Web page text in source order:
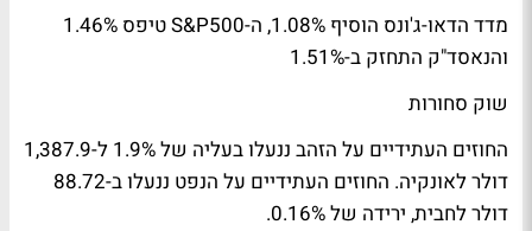
מדד הדאו-ג'ונס הוסיף 1.08%, ה-S&P500 טיפס 1.46%
והנאסד"ק התחזק ב-1.51%
שוק סחורות
החוזים העתידיים על הזהב ננעלו בעליה של 1.9% ל-1,387.9
דולר לאונקיה. החוזים העתידיים על הנפט ננעלו ב-88.72
דולר לחבית, ירידה של 0.16%.